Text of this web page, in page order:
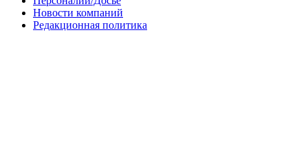
Новости компаний
Редакционная политика